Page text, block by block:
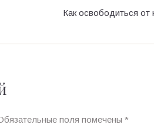
Как освободиться от
поля помечены *